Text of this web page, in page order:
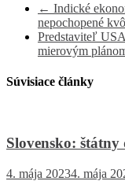
← Indické
nepochopené
Predstaviteľ
mierovým
Súvisiace články
Slovensko:
4. mája 20234. mája